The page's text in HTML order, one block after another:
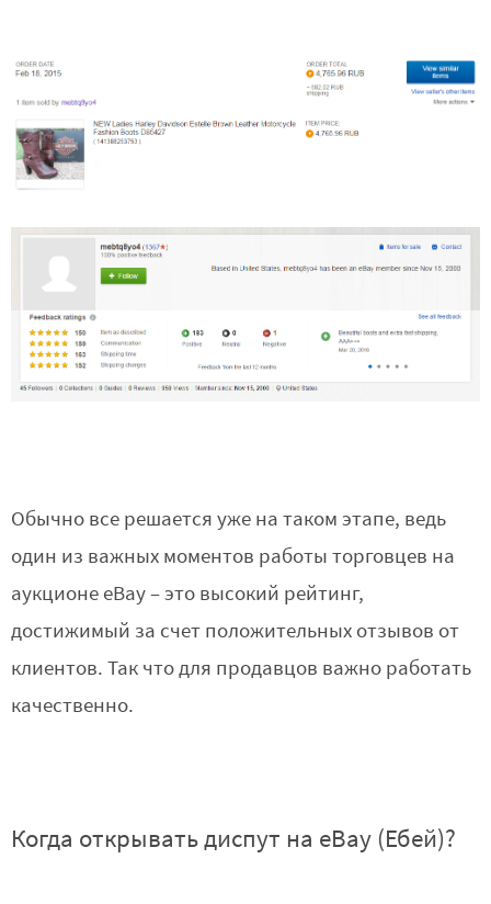
Обычно все решается уже на таком этапе, ведь
один из важных моментов работы торговцев на
аукционе eBay – это высокий рейтинг,
достижимый за счет положительных отзывов от
клиентов. Так что для продавцов важно работать
качественно.
Когда открывать диспут на eBay (Ебей)?